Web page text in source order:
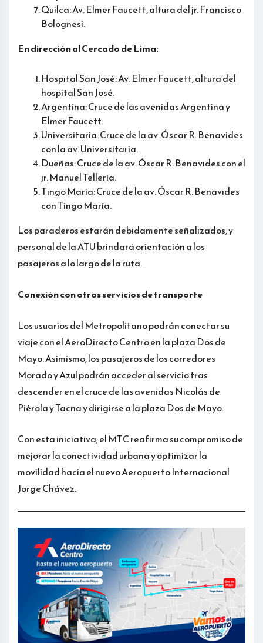
Quilca: Av. Elmer Faucett, altura del jr. Francisco
Bolognesi.
En dirección al Cercado de Lima:
Hospital San José: Av. Elmer Faucett, altura del
hospital San José.
Argentina: Cruce de las avenidas Argentina y
Elmer Faucett.
Universitaria: Cruce de la av. Óscar R. Benavides
con la av. Universitaria.
Dueñas: Cruce de la av. Óscar R. Benavides con el
jr. Manuel Tellería.
Tingo María: Cruce de la av. Óscar R. Benavides
con Tingo María.
Los paraderos estarán debidamente señalizados, y
personal de la ATU brindará orientación a los
pasajeros a lo largo de la ruta.
Conexión con otros servicios de transporte
Los usuarios del Metropolitano podrán conectar su
viaje con el AeroDirecto Centro en la plaza Dos de
Mayo. Asimismo, los pasajeros de los corredores
Morado y Azul podrán acceder al servicio tras
descender en el cruce de las avenidas Nicolás de
Piérola y Tacna y dirigirse a la plaza Dos de Mayo.
Con esta iniciativa, el MTC reafirma su compromiso de
mejorar la conectividad urbana y optimizar la
movilidad hacia el nuevo Aeropuerto Internacional
Jorge Chávez.